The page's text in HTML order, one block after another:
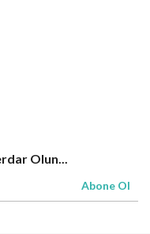
Olun...
Abone Ol